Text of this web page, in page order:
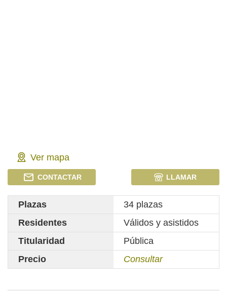
Ver mapa
CONTACTAR LLAMAR
Plazas
34 plazas
Residentes
Válidos y asistidos
Titularidad
Pública
Precio
Consultar